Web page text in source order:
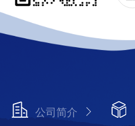
公司简介